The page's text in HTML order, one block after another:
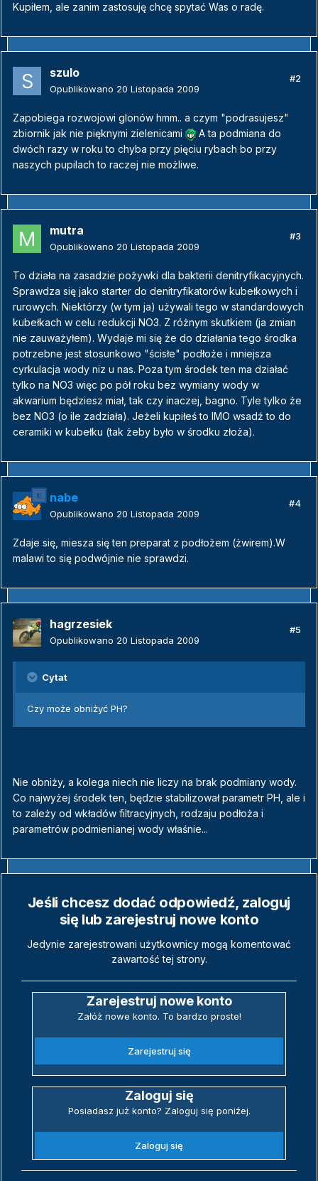
Kupiłem, ale zanim zastosuję chcę spytać Was o radę.
szulo
Opublikowano 20 Listopada 2009
#2
Zapobiega rozwojowi glonów hmm.. a czym "podrasujesz"
zbiornik jak nie pięknymi zielenicami
A ta podmiana do
dwóch razy w roku to chyba przy pięciu rybach bo przy
naszych pupilach to raczej nie możliwe.
mutra
Opublikowano 20 Listopada 2009
#3
To działa na zasadzie pożywki dla bakterii denitryfikacyjnych.
Sprawdza się jako starter do denitryfikatorów kubełkowych i
rurowych. Niektórzy (w tym ja) używali tego w standardowych
kubełkach w celu redukcji NO3. Z różnym skutkiem (ja zmian
nie zauważyłem). Wydaje mi się że do działania tego środka
potrzebne jest stosunkowo "ścisłe" podłoże i mniejsza
cyrkulacja wody niz u nas. Poza tym środek ten ma działać
tylko na NO3 więc po pół roku bez wymiany wody w
akwarium będziesz miał, tak czy inaczej, bagno. Tyle tylko że
bez NO3 (o ile zadziała). Jeżeli kupiłeś to IMO wsadź to do
ceramiki w kubełku (tak żeby było w środku złoża).
nabe
Opublikowano 20 Listopada 2009
#4
Zdaje się, miesza się ten preparat z podłożem (żwirem).W
malawi to się podwójnie nie sprawdzi.
hagrzesiek
Opublikowano 20 Listopada 2009
#5
Cytat
Czy może obniżyć PH?
Nie obniży, a kolega niech nie liczy na brak podmiany wody.
Co najwyżej środek ten, będzie stabilizował parametr PH, ale i
to zależy od wkładów filtracyjnych, rodzaju podłoża i
parametrów podmienianej wody właśnie...
Jeśli chcesz dodać odpowiedź, zaloguj
się lub zarejestruj nowe konto
Jedynie zarejestrowani użytkownicy mogą komentować
zawartość tej strony.
Zarejestruj nowe konto
Załóż nowe konto. To bardzo proste!
Zarejestruj się
Zaloguj się
Posiadasz już konto? Zaloguj się poniżej.
Zaloguj się